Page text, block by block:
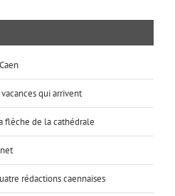
qui arrivent
flèche de la cathédrale
rédactions caennaises